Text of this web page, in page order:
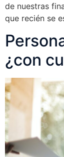
de nuestras
que recién se
¿con